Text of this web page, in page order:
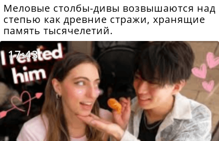
Меловые столбы-дивы возвышаются над
степью как древние стражи, хранящие
память тысячелетий.
17:43